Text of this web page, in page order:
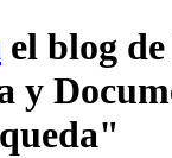
el blog
y